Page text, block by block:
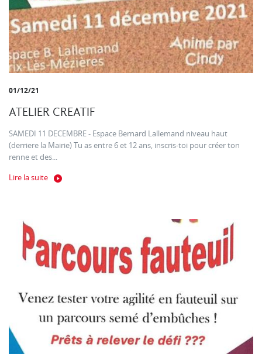
01/12/21
ATELIER CREATIF
SAMEDI 11 DECEMBRE - Espace Bernard Lallemand niveau haut
(derriere la Mairie) Tu as entre 6 et 12 ans, inscris-toi pour créer ton
renne et des...
Lire la suite